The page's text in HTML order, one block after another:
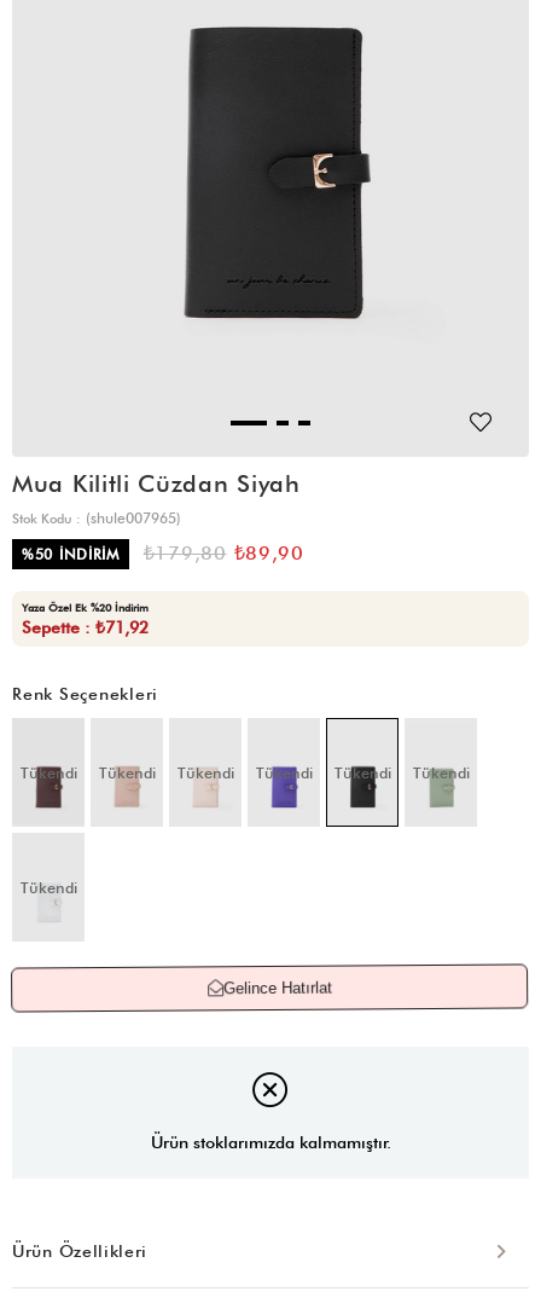
Mua Kilitli Cüzdan Siyah
Stok Kodu
(shule007965)
%50 İNDIRIM ₺179,80 ₺89,90
Yaza Özel Ek %20 İndirim
Sepette : ₺71,92
Renk Seçenekleri
Tükendi Tükendi Tükendi Tükendi Tükendi Tükendi
Tükendi
Gelince Hatırlat
Ürün stoklarımızda kalmamıştır.
Ürün Özellikleri